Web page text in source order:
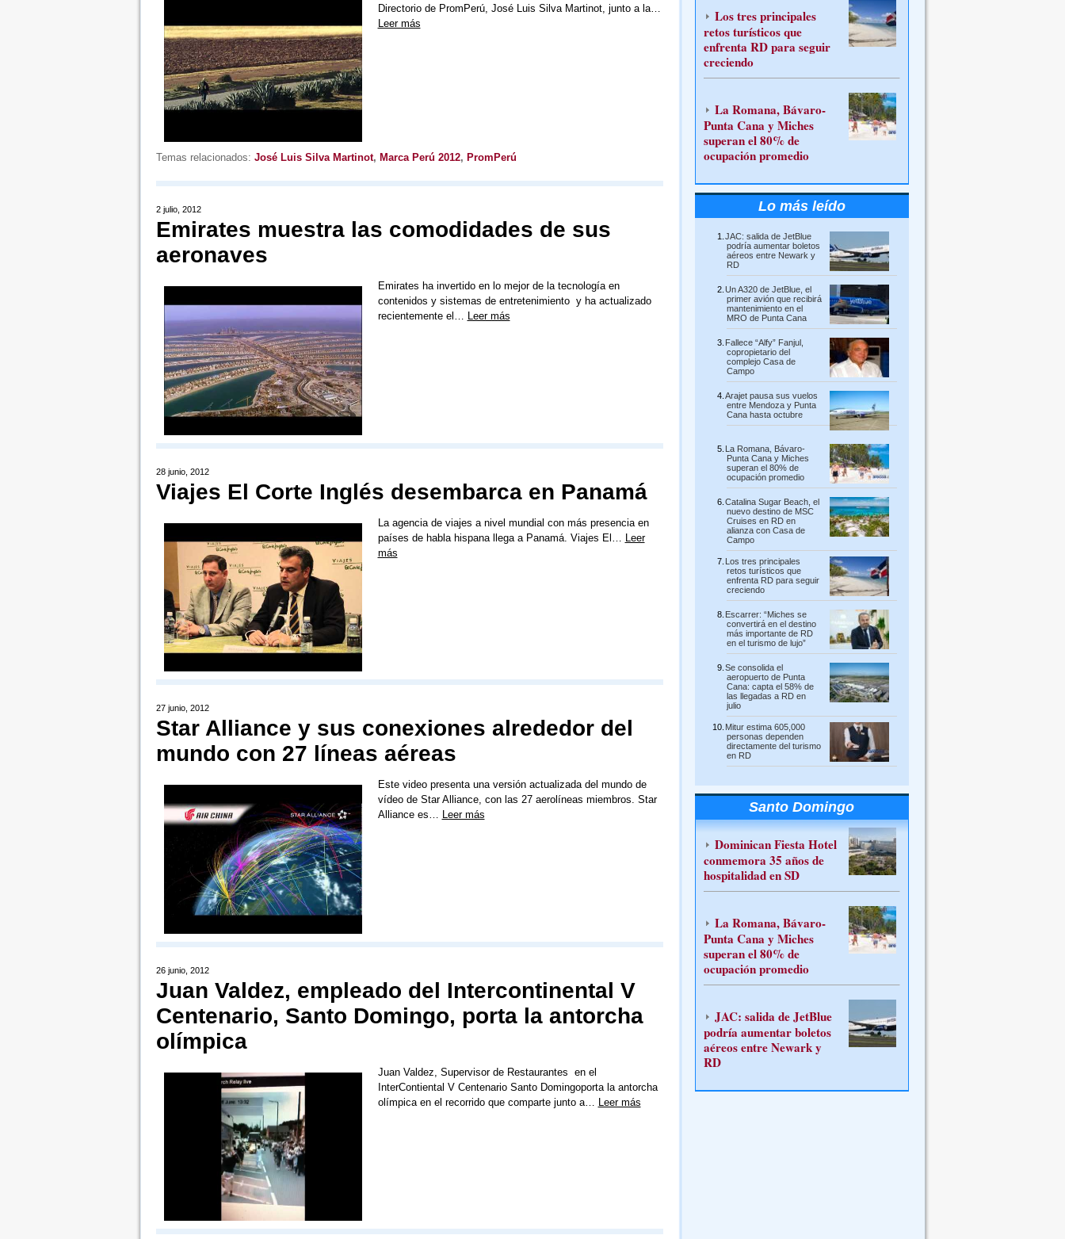
Directorio de PromPerú, José Luis Silva Martinot, junto a la…
Leer más
Temas relacionados: José Luis Silva Martinot, Marca Perú 2012, PromPerú
2 julio, 2012
Emirates muestra las comodidades de sus
aeronaves
Emirates ha invertido en lo mejor de la tecnología en
contenidos y sistemas de entretenimiento y ha actualizado
recientemente el… Leer más
28 junio, 2012
Viajes El Corte Inglés desembarca en Panamá
La agencia de viajes a nivel mundial con más presencia en
países de habla hispana llega a Panamá. Viajes El… Leer
más
27 junio, 2012
Star Alliance y sus conexiones alrededor del
mundo con 27 líneas aéreas
Este video presenta una versión actualizada del mundo de
vídeo de Star Alliance, con las 27 aerolíneas miembros. Star
Alliance es… Leer más
26 junio, 2012
Juan Valdez, empleado del Intercontinental V
Centenario, Santo Domingo, porta la antorcha
olímpica
Juan Valdez, Supervisor de Restaurantes en el
InterContiental V Centenario Santo Domingoporta la antorcha
olímpica en el recorrido que comparte junto a… Leer más
Los tres principales
retos turísticos que
enfrenta RD para seguir
creciendo
La Romana, Bávaro-
Punta Cana y Miches
superan el 80% de
ocupación promedio
Lo más leído
JAC: salida de JetBlue
podría aumentar boletos
aéreos entre Newark y
RD
Un A320 de JetBlue, el
primer avión que recibirá
mantenimiento en el
MRO de Punta Cana
Fallece “Alfy” Fanjul,
copropietario del
complejo Casa de
Campo
Arajet pausa sus vuelos
entre Mendoza y Punta
Cana hasta octubre
La Romana, Bávaro-
Punta Cana y Miches
superan el 80% de
ocupación promedio
Catalina Sugar Beach, el
nuevo destino de MSC
Cruises en RD en
alianza con Casa de
Campo
Los tres principales
retos turísticos que
enfrenta RD para seguir
creciendo
Escarrer: “Miches se
convertirá en el destino
más importante de RD
en el turismo de lujo”
Se consolida el
aeropuerto de Punta
Cana: capta el 58% de
las llegadas a RD en
julio
Mitur estima 605,000
personas dependen
directamente del turismo
en RD
Santo Domingo
Dominican Fiesta Hotel
conmemora 35 años de
hospitalidad en SD
La Romana, Bávaro-
Punta Cana y Miches
superan el 80% de
ocupación promedio
JAC: salida de JetBlue
podría aumentar boletos
aéreos entre Newark y
RD